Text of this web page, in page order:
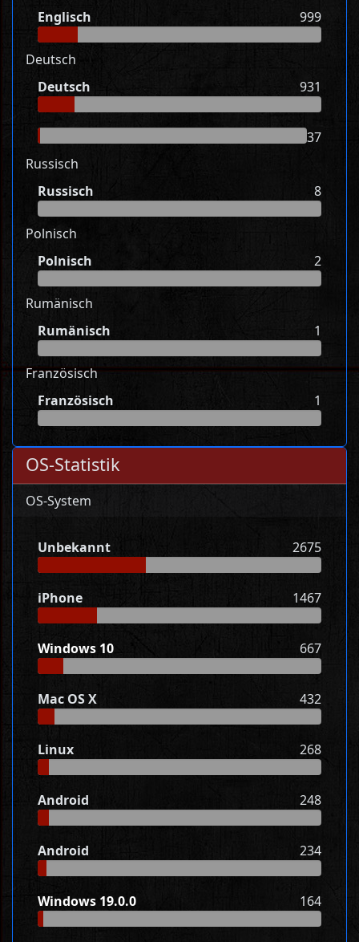
Englisch
999
Deutsch
Deutsch
931
37
Russisch
Russisch
8
Polnisch
Polnisch
2
Rumänisch
Rumänisch
1
Französisch
Französisch
1
OS-Statistik
OS-System
Unbekannt 2675
iPhone 1467
Windows 10 667
Mac OS X 432
Linux 268
Android 248
Android 234
Windows 19.0.0 164